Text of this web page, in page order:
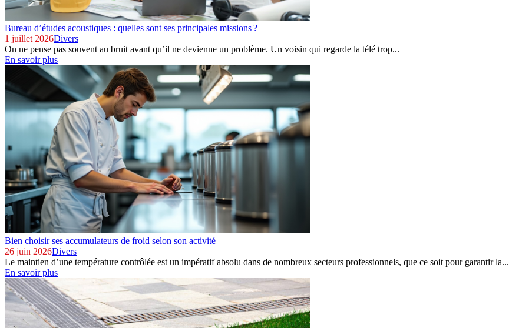
Bureau d’études acoustiques : quelles sont ses principales missions ?
1 juillet 2026Divers
On ne pense pas souvent au bruit avant qu’il ne devienne un problème. Un voisin qui regarde la télé trop...
En savoir plus
Bien choisir ses accumulateurs de froid selon son activité
26 juin 2026Divers
Le maintien d’une température contrôlée est un impératif absolu dans de nombreux secteurs professionnels, que ce soit pour garantir la...
En savoir plus